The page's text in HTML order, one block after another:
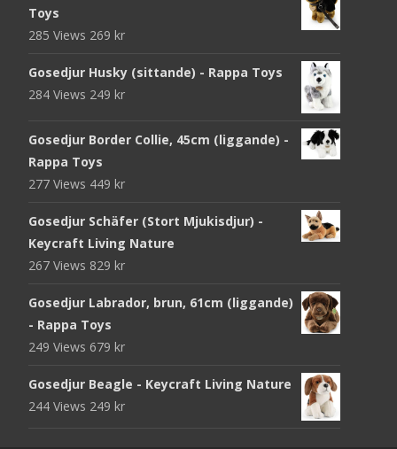
Toys
285 Views 269 kr
Gosedjur Husky (sittande) - Rappa Toys
284 Views 249 kr
Gosedjur Border Collie, 45cm (liggande) -
Rappa Toys
277 Views 449 kr
Gosedjur Schäfer (Stort Mjukisdjur) -
Keycraft Living Nature
267 Views 829 kr
Gosedjur Labrador, brun, 61cm (liggande)
- Rappa Toys
249 Views 679 kr
Gosedjur Beagle - Keycraft Living Nature
244 Views 249 kr